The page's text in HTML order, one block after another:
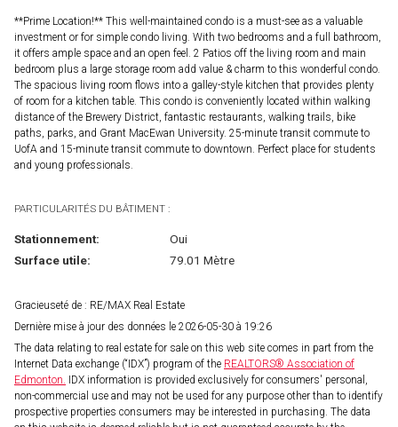
**Prime Location!** This well-maintained condo is a must-see as a valuable
investment or for simple condo living. With two bedrooms and a full bathroom,
it offers ample space and an open feel. 2 Patios off the living room and main
bedroom plus a large storage room add value & charm to this wonderful condo.
The spacious living room flows into a galley-style kitchen that provides plenty
of room for a kitchen table. This condo is conveniently located within walking
distance of the Brewery District, fantastic restaurants, walking trails, bike
paths, parks, and Grant MacEwan University. 25-minute transit commute to
UofA and 15-minute transit commute to downtown. Perfect place for students
and young professionals.
PARTICULARITÉS DU BÂTIMENT :
Stationnement:
Oui
Surface utile:
79.01 Mètre
Gracieuseté de : RE/MAX Real Estate
Dernière mise à jour des données le 2026-05-30 à 19:26
The data relating to real estate for sale on this web site comes in part from the
Internet Data exchange (“IDX”) program of the REALTORS® Association of
Edmonton. IDX information is provided exclusively for consumers' personal,
non-commercial use and may not be used for any purpose other than to identify
prospective properties consumers may be interested in purchasing. The data